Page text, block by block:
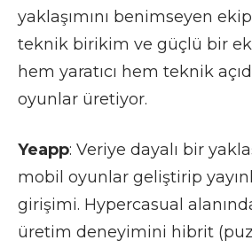
yaklaşımını benimseyen
teknik birikim ve güçlü bir
hem yaratıcı hem teknik
oyunlar üretiyor.
Yeapp: Veriye dayalı bir
mobil oyunlar geliştirip
girişimi. Hypercasual
üretim deneyimini hibrit